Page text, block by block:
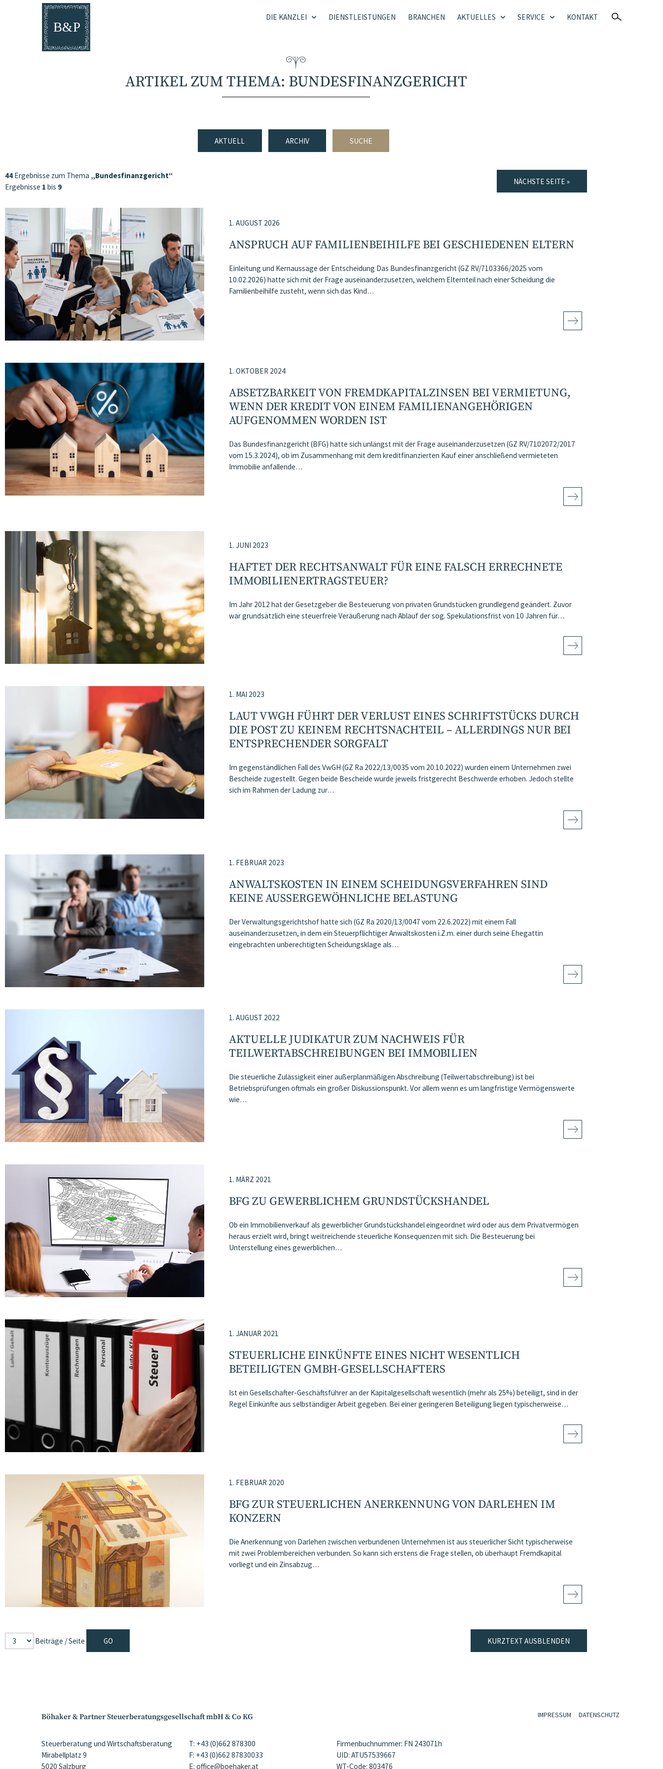
DIE KANZLEI DIENSTLEISTUNGEN BRANCHEN AKTUELLES SERVICE KONTAKT
ARTIKEL ZUM THEMA: BUNDESFINANZGERICHT
AKTUELL ARCHIV SUCHE
44 Ergebnisse zum Thema „Bundesfinanzgericht“
Ergebnisse 1 bis 9
NÄCHSTE SEITE »
1. AUGUST 2026
ANSPRUCH AUF FAMILIENBEIHILFE BEI GESCHIEDENEN ELTERN
Einleitung und Kernaussage der Entscheidung Das Bundesfinanzgericht (GZ RV/7103366/2025 vom
10.02.2026) hatte sich mit der Frage auseinanderzusetzen, welchem Elternteil nach einer Scheidung die
Familienbeihilfe zusteht, wenn sich das Kind…
1. OKTOBER 2024
ABSETZBARKEIT VON FREMDKAPITALZINSEN BEI VERMIETUNG,
WENN DER KREDIT VON EINEM FAMILIENANGEHÖRIGEN
AUFGENOMMEN WORDEN IST
Das Bundesfinanzgericht (BFG) hatte sich unlängst mit der Frage auseinanderzusetzen (GZ RV/7102072/2017
vom 15.3.2024), ob im Zusammenhang mit dem kreditfinanzierten Kauf einer anschließend vermieteten
Immobilie anfallende…
1. JUNI 2023
HAFTET DER RECHTSANWALT FÜR EINE FALSCH ERRECHNETE
IMMOBILIENERTRAGSTEUER?
Im Jahr 2012 hat der Gesetzgeber die Besteuerung von privaten Grundstücken grundlegend geändert. Zuvor
war grundsätzlich eine steuerfreie Veräußerung nach Ablauf der sog. Spekulationsfrist von 10 Jahren für…
1. MAI 2023
LAUT VWGH FÜHRT DER VERLUST EINES SCHRIFTSTÜCKS DURCH
DIE POST ZU KEINEM RECHTSNACHTEIL – ALLERDINGS NUR BEI
ENTSPRECHENDER SORGFALT
Im gegenständlichen Fall des VwGH (GZ Ra 2022/13/0035 vom 20.10.2022) wurden einem Unternehmen zwei
Bescheide zugestellt. Gegen beide Bescheide wurde jeweils fristgerecht Beschwerde erhoben. Jedoch stellte
sich im Rahmen der Ladung zur…
1. FEBRUAR 2023
ANWALTSKOSTEN IN EINEM SCHEIDUNGSVERFAHREN SIND
KEINE AUSSERGEWÖHNLICHE BELASTUNG
Der Verwaltungsgerichtshof hatte sich (GZ Ra 2020/13/0047 vom 22.6.2022) mit einem Fall
auseinanderzusetzen, in dem ein Steuerpflichtiger Anwaltskosten i.Z.m. einer durch seine Ehegattin
eingebrachten unberechtigten Scheidungsklage als…
1. AUGUST 2022
AKTUELLE JUDIKATUR ZUM NACHWEIS FÜR
TEILWERTABSCHREIBUNGEN BEI IMMOBILIEN
Die steuerliche Zulässigkeit einer außerplanmäßigen Abschreibung (Teilwertabschreibung) ist bei
Betriebsprüfungen oftmals ein großer Diskussionspunkt. Vor allem wenn es um langfristige Vermögenswerte
wie…
1. MÄRZ 2021
BFG ZU GEWERBLICHEM GRUNDSTÜCKSHANDEL
Ob ein Immobilienverkauf als gewerblicher Grundstückshandel eingeordnet wird oder aus dem Privatvermögen
heraus erzielt wird, bringt weitreichende steuerliche Konsequenzen mit sich. Die Besteuerung bei
Unterstellung eines gewerblichen…
1. JANUAR 2021
STEUERLICHE EINKÜNFTE EINES NICHT WESENTLICH
BETEILIGTEN GMBH-GESELLSCHAFTERS
Ist ein Gesellschafter-Geschäftsführer an der Kapitalgesellschaft wesentlich (mehr als 25%) beteiligt, sind in der
Regel Einkünfte aus selbständiger Arbeit gegeben. Bei einer geringeren Beteiligung liegen typischerweise…
1. FEBRUAR 2020
BFG ZUR STEUERLICHEN ANERKENNUNG VON DARLEHEN IM
KONZERN
Die Anerkennung von Darlehen zwischen verbundenen Unternehmen ist aus steuerlicher Sicht typischerweise
mit zwei Problembereichen verbunden. So kann sich erstens die Frage stellen, ob überhaupt Fremdkapital
vorliegt und ein Zinsabzug…
Beiträge / Seite KURZTEXT AUSBLENDEN
Böhaker & Partner Steuerberatungsgesellschaft mbH & Co KG
Steuerberatung und Wirtschaftsberatung
Mirabellplatz 9
5020 Salzburg
T: +43 (0)662 878300
F: +43 (0)662 87830033
E: office@boehaker.at
Firmenbuchnummer: FN 243071h
UID: ATU57539667
WT-Code: 803476
IMPRESSUM DATENSCHUTZ